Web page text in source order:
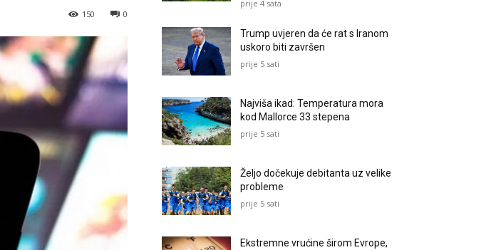
0
150
prije 4 sata
Trump uvjeren da će rat s Iranom
uskoro biti završen
prije 5 sati
Najviša ikad: Temperatura mora
kod Mallorce 33 stepena
prije 5 sati
Željo dočekuje debitanta uz velike
probleme
prije 5 sati
Ekstremne vrućine širom Evrope,